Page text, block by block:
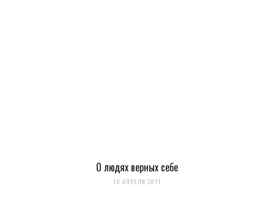
О людях верных себе
10 АПРЕЛЯ 2011